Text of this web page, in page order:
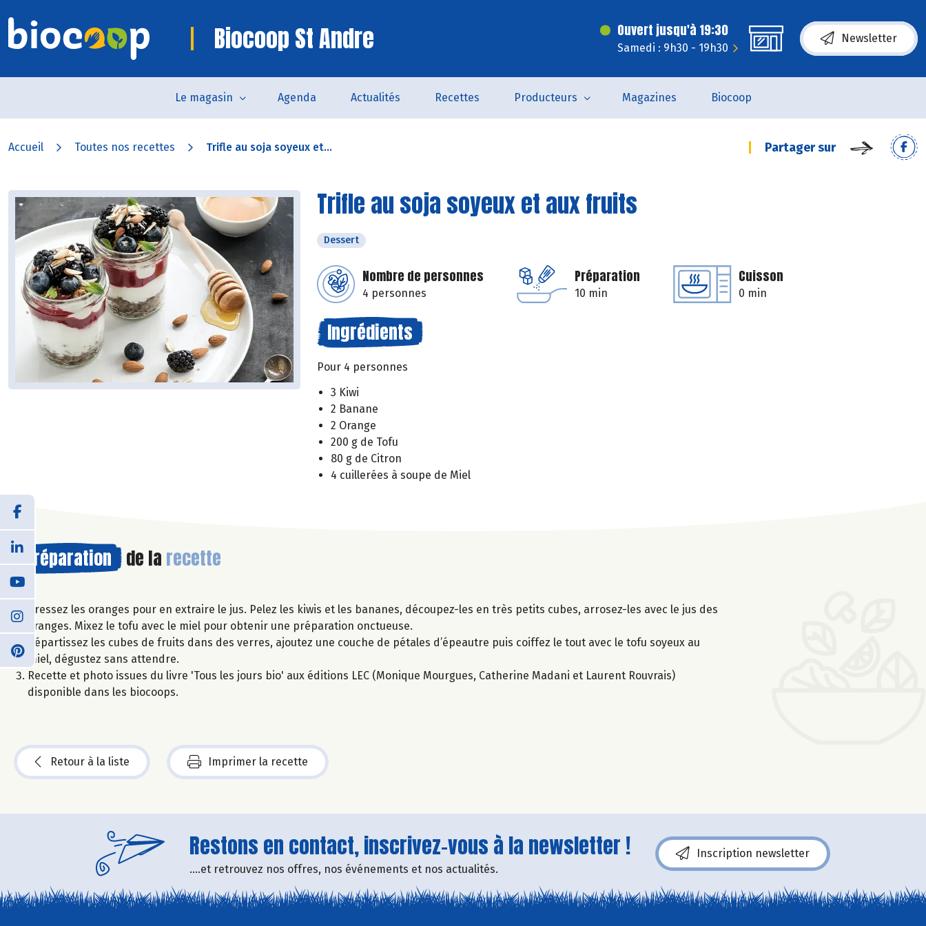
Biocoop St Andre Ouvert jusqu'à 19:30
Samedi : 9h30 - 19h30
Newsletter
Le magasin Agenda Actualités Recettes Producteurs Magazines Biocoop
Accueil Toutes nos recettes Trifle au soja soyeux et... Partager sur
Trifle au soja soyeux et aux fruits
Dessert
Nombre de personnes
4 personnes
Préparation
10 min
Cuisson
0 min
Ingrédients
Pour 4 personnes
3 Kiwi
2 Banane
2 Orange
200 g de Tofu
80 g de Citron
4 cuillerées à soupe de Miel
Préparation de la recette
Pressez les oranges pour en extraire le jus. Pelez les kiwis et les bananes, découpez-les en très petits cubes, arrosez-les avec le jus des
oranges. Mixez le tofu avec le miel pour obtenir une préparation onctueuse.
Répartissez les cubes de fruits dans des verres, ajoutez une couche de pétales d’épeautre puis coiffez le tout avec le tofu soyeux au
miel, dégustez sans attendre.
Recette et photo issues du livre 'Tous les jours bio' aux éditions LEC (Monique Mourgues, Catherine Madani et Laurent Rouvrais)
disponible dans les biocoops.
Retour à la liste Imprimer la recette
Restons en contact, inscrivez-vous à la newsletter !
....et retrouvez nos offres, nos événements et nos actualités.
Inscription newsletter